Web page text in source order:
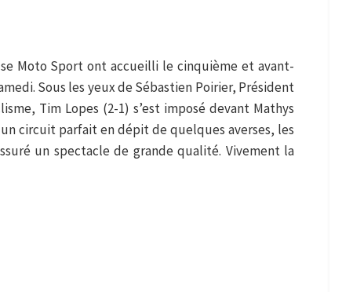
Moto Sport ont accueilli le cinquième et avant-
Sous les yeux de Sébastien Poirier, Président
Tim Lopes (2-1) s’est imposé devant Mathys
circuit parfait en dépit de quelques averses, les
un spectacle de grande qualité. Vivement la